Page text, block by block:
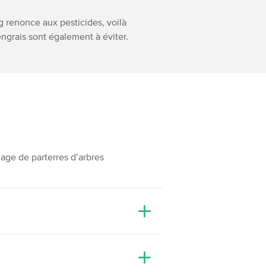
renonce aux pesticides, voilà
sont également à éviter.
de parterres d’arbres